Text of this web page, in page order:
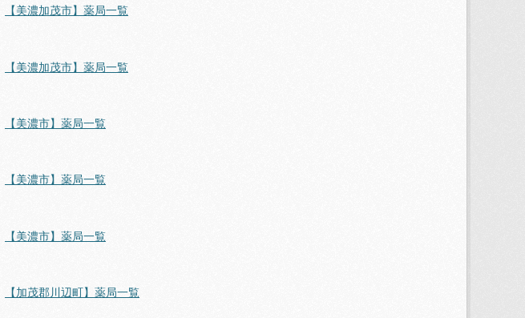
【美濃加茂市】薬局一覧
【美濃加茂市】薬局一覧
【美濃市】薬局一覧
【美濃市】薬局一覧
【美濃市】薬局一覧
【加茂郡川辺町】薬局一覧